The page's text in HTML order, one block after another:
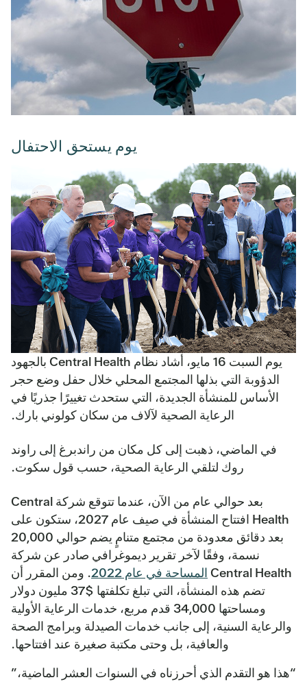
يوم يستحق الاحتفال
يوم السبت 16 مايو، أشاد نظام Central Health بالجهود
الدؤوبة التي بذلها المجتمع المحلي خلال حفل وضع حجر
الأساس للمنشأة الجديدة، التي ستحدث تغييرًا جذريًا في
الرعاية الصحية لآلاف من سكان كولوني بارك.
في الماضي، ذهبت إلى كل مكان من راندبرغ إلى راوند
روك لتلقي الرعاية الصحية، حسب قول سكوت.
بعد حوالي عام من الآن، عندما تتوقع شركة Central
Health افتتاح المنشأة في صيف عام 2027، ستكون على
بعد دقائق معدودة من مجتمع متنامٍ يضم حوالي 20,000
نسمة، وفقًا لآخر تقرير ديموغرافي صادر عن شركة
Central Health المساحة في عام 2022
. ومن المقرر أن
تضم هذه المنشأة، التي تبلغ تكلفتها $37 مليون دولار
ومساحتها 34,000 قدم مربع، خدمات الرعاية الأولية
والرعاية السنية، إلى جانب خدمات الصيدلة وبرامج الصحة
والعافية، بل وحتى مكتبة صغيرة عند افتتاحها.
“هذا هو التقدم الذي أحرزناه في السنوات العشر الماضية،”